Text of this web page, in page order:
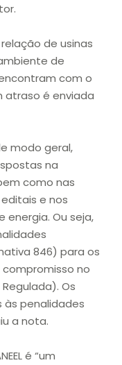
relação de usinas
de
com o
atraso é enviada
modo geral,
na
como nas
e nos
Ou seja,
846) para os
no
Os
penalidades
a nota.
é “um